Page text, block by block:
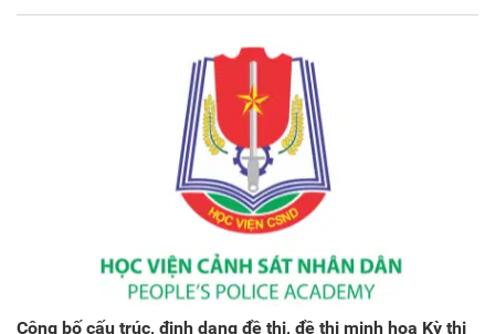
Công bố cấu trúc, định dạng đề thi, đề thi minh họa Kỳ thi